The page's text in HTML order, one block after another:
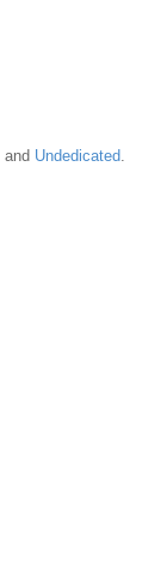
and Undedicated.